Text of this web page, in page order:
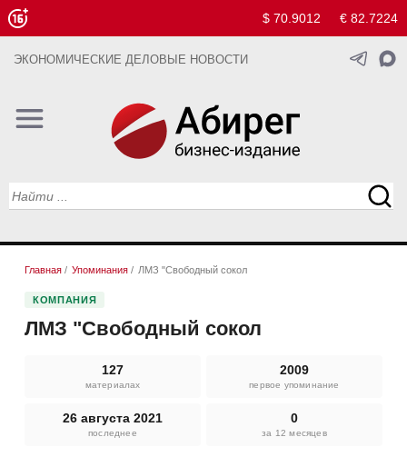
$ 70.9012 € 82.7224
ЭКОНОМИЧЕСКИЕ ДЕЛОВЫЕ НОВОСТИ
Главная / Упоминания / ЛМЗ "Свободный сокол
КОМПАНИЯ
ЛМЗ "Свободный сокол
127
материалах
2009
первое упоминание
26 августа 2021
последнее
0
за 12 месяцев